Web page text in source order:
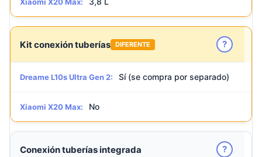
Kit conexión tuberías DIFERENTE ?
Dreame L10s Ultra Gen 2: Sí (se compra por separado)
Xiaomi X20 Max: No
Conexión tuberías integrada ?